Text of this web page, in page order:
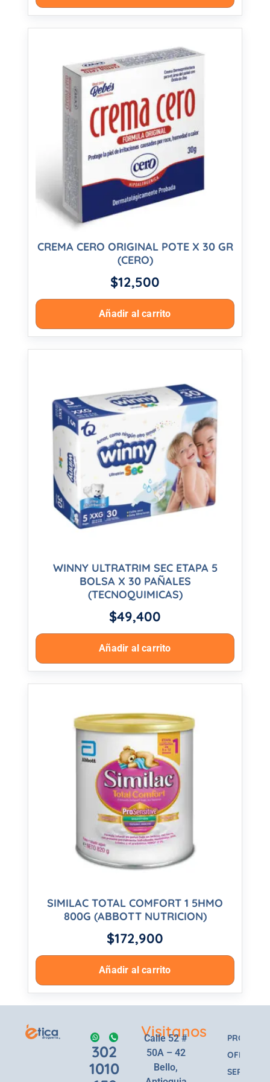
CREMA CERO ORIGINAL POTE X 30 GR
(CERO)
$12,500
Añadir al carrito
WINNY ULTRATRIM SEC ETAPA 5
BOLSA X 30 PAÑALES
(TECNOQUIMICAS)
$49,400
Añadir al carrito
SIMILAC TOTAL COMFORT 1 5HMO
800G (ABBOTT NUTRICION)
$172,900
Añadir al carrito
302
1010
Visitanos
Calle 52 #
50A – 42
Bello,
OFERTAS
SERVICIOS